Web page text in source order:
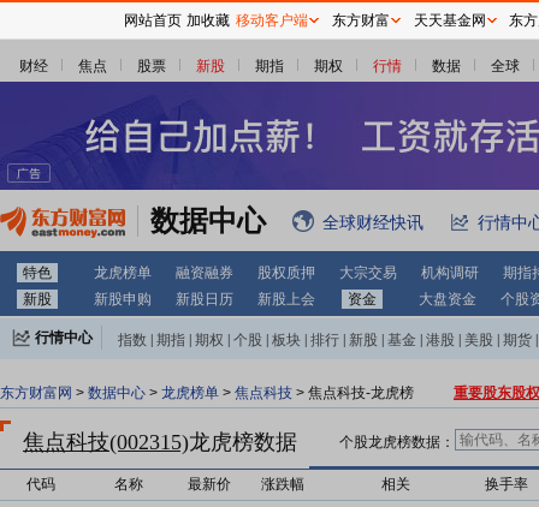
财经 焦点 股票 新股 期指 期权 行情 数据 全球
数据中心 全球财经快讯 行情中
特色 龙虎榜单 融资融券 股权质押 大宗交易 机构调研
期指
新股
新股申购 新股日历 新股上会 资金 大盘资金 个股
行情中心 指数 期指 期权 个股 板块 排行 新股 基金 港股 美股 期货
东方财富网 > 数据中心 > 龙虎榜单 > 焦点科技 > 焦点科技-龙虎榜 重要股东股
焦点科技(002315)龙虎榜数据 个股龙虎榜数据：
代码 名称 最新价 涨跌幅 相关 换手率
网站首页 加收藏 移动客户端 东方财富 天天基金网 东